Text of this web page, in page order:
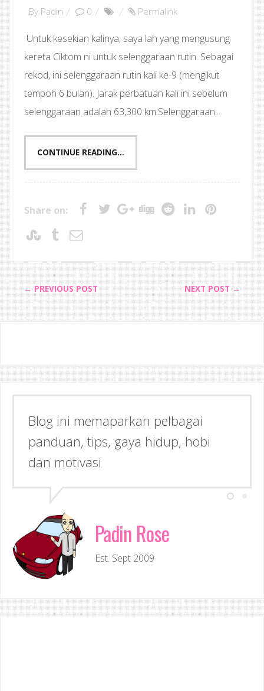
By Padin 0 Permalink
Untuk kesekian kalinya, saya lah yang mengusung
kereta Ciktom ni untuk selenggaraan rutin. Sebagai
rekod, ini selenggaraan rutin kali ke-9 (mengikut
tempoh 6 bulan). Jarak perbatuan kali ini sebelum
selenggaraan adalah 63,300 km.Selenggaraan...
CONTINUE READING...
Share on:
← PREVIOUS POST NEXT POST →
Blog ini memaparkan pelbagai
panduan, tips, gaya hidup, hobi
dan motivasi
Padin Rose
Est. Sept 2009